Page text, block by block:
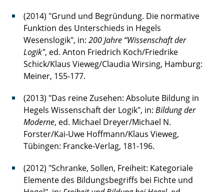
(2014) "Grund und Begründung. Die normative
Funktion des Unterschieds in Hegels
Wesenslogik", in: 200 Jahre “Wissenschaft der
Logik", ed. Anton Friedrich Koch/Friedrike
Schick/Klaus Vieweg/Claudia Wirsing, Hamburg:
Meiner, 155-177.
(2013) "Das reine Zusehen: Absolute Bildung in
Hegels Wissenschaft der Logik", in: Bildung der
Moderne, ed. Michael Dreyer/Michael N.
Forster/Kai-Uwe Hoffmann/Klaus Vieweg,
Tübingen: Francke-Verlag, 181-196.
(2012) "Schranke, Sollen, Freiheit: Kategoriale
Elemente des Bildungsbegriffs bei Fichte und